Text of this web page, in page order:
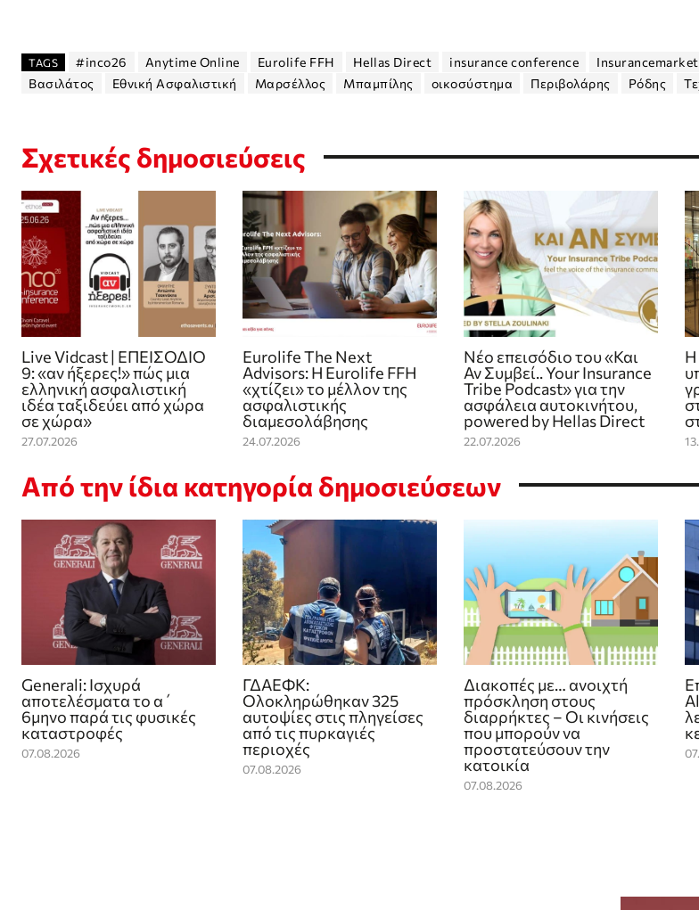
TAGS #inco26 Anytime Online Eurolife FFH Hellas Direct insurance conference
Βασιλάτος
Εθνική Ασφαλιστική Μαρσέλλος Μπαμπίλης οικοσύστημα Περιβολάρης Ρόδης
Σχετικές δημοσιεύσεις
Live Vidcast | ΕΠΕΙΣΟΔΙΟ
9: «αν ήξερες!» πώς μια
ελληνική ασφαλιστική
ιδέα ταξιδεύει από χώρα
σε χώρα»
27.07.2026
Eurolife The Next
Advisors: Η Eurolife FFH
«χτίζει» το μέλλον της
ασφαλιστικής
διαμεσολάβησης
24.07.2026
Νέο επεισόδιο του «Και
Αν Συμβεί.. Your Insurance
Tribe Podcast» για την
ασφάλεια αυτοκινήτου,
powered by Hellas Direct
22.07.2026
Η
Από την ίδια κατηγορία δημοσιεύσεων
Generali: Ισχυρά
αποτελέσματα το α΄
6μηνο παρά τις φυσικές
καταστροφές
07.08.2026
ΓΔΑΕΦΚ:
Ολοκληρώθηκαν 325
αυτοψίες στις πληγείσες
από τις πυρκαγιές
περιοχές
07.08.2026
Διακοπές με… ανοιχτή
πρόσκληση στους
διαρρήκτες – Οι κινήσεις
που μπορούν να
προστατεύσουν την
κατοικία
07.08.2026